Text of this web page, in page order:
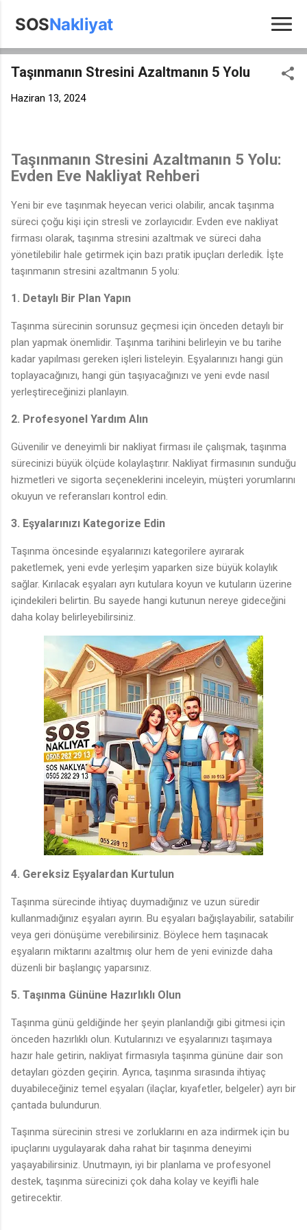
SOSNakliyat
Taşınmanın Stresini Azaltmanın 5 Yolu
Haziran 13, 2024
Taşınmanın Stresini Azaltmanın 5 Yolu:
Evden Eve Nakliyat Rehberi
Yeni bir eve taşınmak heyecan verici olabilir, ancak taşınma
süreci çoğu kişi için stresli ve zorlayıcıdır. Evden eve nakliyat
firması olarak, taşınma stresini azaltmak ve süreci daha
yönetilebilir hale getirmek için bazı pratik ipuçları derledik. İşte
taşınmanın stresini azaltmanın 5 yolu:
1. Detaylı Bir Plan Yapın
Taşınma sürecinin sorunsuz geçmesi için önceden detaylı bir
plan yapmak önemlidir. Taşınma tarihini belirleyin ve bu tarihe
kadar yapılması gereken işleri listeleyin. Eşyalarınızı hangi gün
toplayacağınızı, hangi gün taşıyacağınızı ve yeni evde nasıl
yerleştireceğinizi planlayın.
2. Profesyonel Yardım Alın
Güvenilir ve deneyimli bir nakliyat firması ile çalışmak, taşınma
sürecinizi büyük ölçüde kolaylaştırır. Nakliyat firmasının sunduğu
hizmetleri ve sigorta seçeneklerini inceleyin, müşteri yorumlarını
okuyun ve referansları kontrol edin.
3. Eşyalarınızı Kategorize Edin
Taşınma öncesinde eşyalarınızı kategorilere ayırarak
paketlemek, yeni evde yerleşim yaparken size büyük kolaylık
sağlar. Kırılacak eşyaları ayrı kutulara koyun ve kutuların üzerine
içindekileri belirtin. Bu sayede hangi kutunun nereye gideceğini
daha kolay belirleyebilirsiniz.
4. Gereksiz Eşyalardan Kurtulun
Taşınma sürecinde ihtiyaç duymadığınız ve uzun süredir
kullanmadığınız eşyaları ayırın. Bu eşyaları bağışlayabilir, satabilir
veya geri dönüşüme verebilirsiniz. Böylece hem taşınacak
eşyaların miktarını azaltmış olur hem de yeni evinizde daha
düzenli bir başlangıç yaparsınız.
5. Taşınma Gününe Hazırlıklı Olun
Taşınma günü geldiğinde her şeyin planlandığı gibi gitmesi için
önceden hazırlıklı olun. Kutularınızı ve eşyalarınızı taşımaya
hazır hale getirin, nakliyat firmasıyla taşınma gününe dair son
detayları gözden geçirin. Ayrıca, taşınma sırasında ihtiyaç
duyabileceğiniz temel eşyaları (ilaçlar, kıyafetler, belgeler) ayrı bir
çantada bulundurun.
Taşınma sürecinin stresi ve zorluklarını en aza indirmek için bu
ipuçlarını uygulayarak daha rahat bir taşınma deneyimi
yaşayabilirsiniz. Unutmayın, iyi bir planlama ve profesyonel
destek, taşınma sürecinizi çok daha kolay ve keyifli hale
getirecektir.